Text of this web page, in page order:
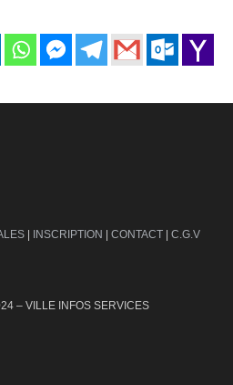
| INSCRIPTION | CONTACT | C.G.V
– VILLE INFOS SERVICES